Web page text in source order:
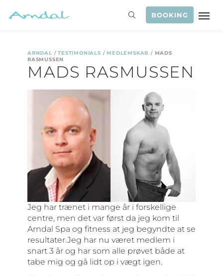
BOOKING
ARNDAL /TESTIMONIALS / MEDLEMSKAB / MADS
RASMUSSEN
MADS RASMUSSEN
Jeg har trænet i mange år i forskellige
centre, men det var først da jeg kom til
Arndal Spa og fitness at jeg begyndte at se
resultater.Jeg har nu været medlem i
snart 3 år og har som alle prøvet både at
tabe mig og gå lidt op i vægt igen.